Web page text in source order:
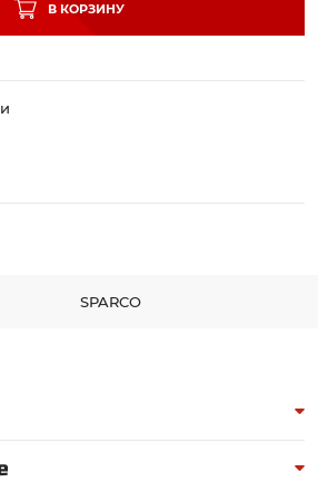
В КОРЗИНУ
SPARCO